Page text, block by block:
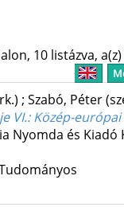
10 listázva,
; Szabó, Péter
VI.: Közép-
Nyomda és Kiadó